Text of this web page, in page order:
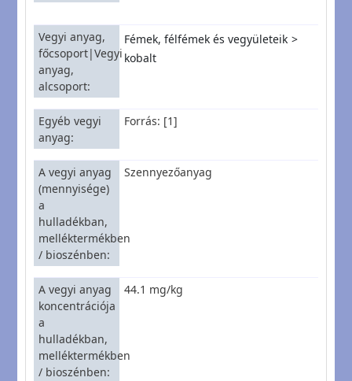
Vegyi anyag,
főcsoport|Vegyi
anyag,
alcsoport
Fémek, félfémek és vegyületeik
kobalt
Egyéb vegyi
anyag
Forrás: [1]
A vegyi anyag
(mennyisége)
a
hulladékban,
melléktermékben
/ bioszénben
Szennyezőanyag
A vegyi anyag
koncentrációja
a
hulladékban,
melléktermékben
/ bioszénben
44.1 mg/kg